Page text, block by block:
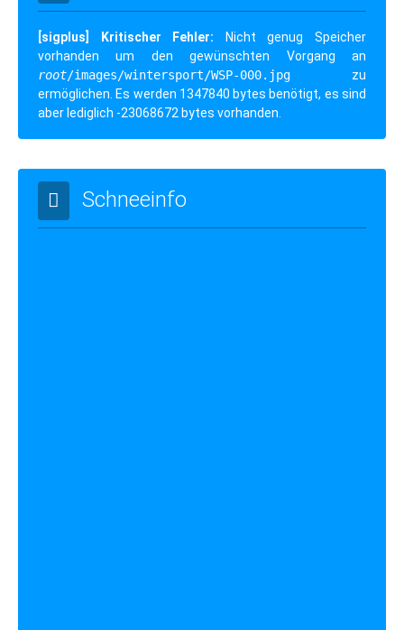
[sigplus] Kritischer Fehler: Nicht genug Speicher
vorhanden um den gewünschten Vorgang an
root/images/wintersport/WSP-000.jpg zu
ermöglichen. Es werden 1347840 bytes benötigt, es sind
aber lediglich -23068672 bytes vorhanden.
Schneeinfo